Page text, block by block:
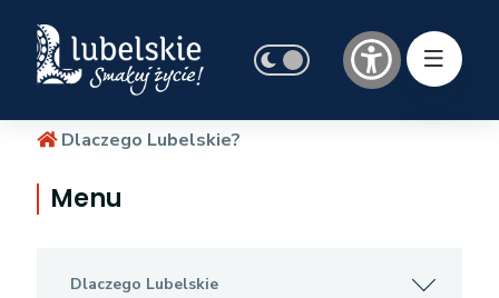
Dlaczego Lubelskie?
Menu
Dlaczego Lubelskie